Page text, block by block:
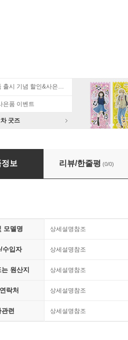
노르잇 신제품 출시 기념 할인&사은품 증정!
은품 이벤트
굿즈
터디 플래너 6개월(스프링 ver) 데
보 리뷰/한줄평 (0/0)
모델명 상세설명참조
수입자 상세설명참조
원산지 상세설명참조
락처 상세설명참조
련 상세설명참조